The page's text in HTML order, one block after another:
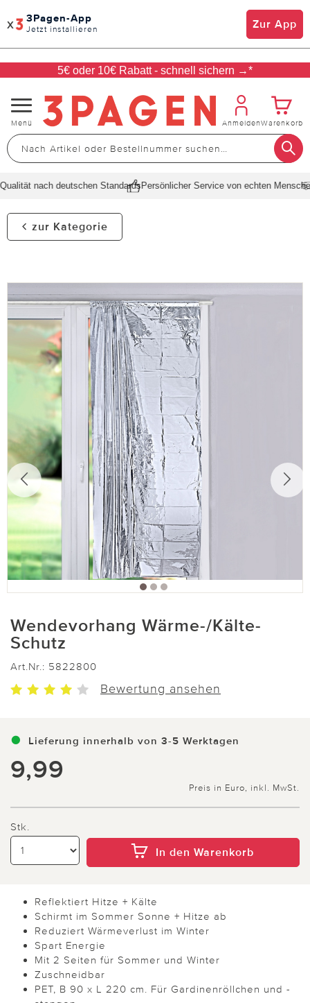
x 3Pagen-App
Jetzt installieren Zur App
5€ oder 10€ Rabatt - schnell sichern →*
Navigation
umschalten
Menü AnmeldenWarenkorb
nach deutschen StandardsPersönlicher Service von echten Menschen
zur Kategorie
Wendevorhang Wärme-/Kälte-
Schutz
Art.Nr.: 5822800
Bewertung ansehen
Lieferung innerhalb von 3-5 Werktagen
9,99
Preis in Euro, inkl. MwSt.
Stk.
In den Warenkorb
Reflektiert Hitze + Kälte
Schirmt im Sommer Sonne + Hitze ab
Reduziert Wärmeverlust im Winter
Spart Energie
Mit 2 Seiten für Sommer und Winter
Zuschneidbar
PET, B 90 x L 220 cm. Für Gardinenröllchen und -